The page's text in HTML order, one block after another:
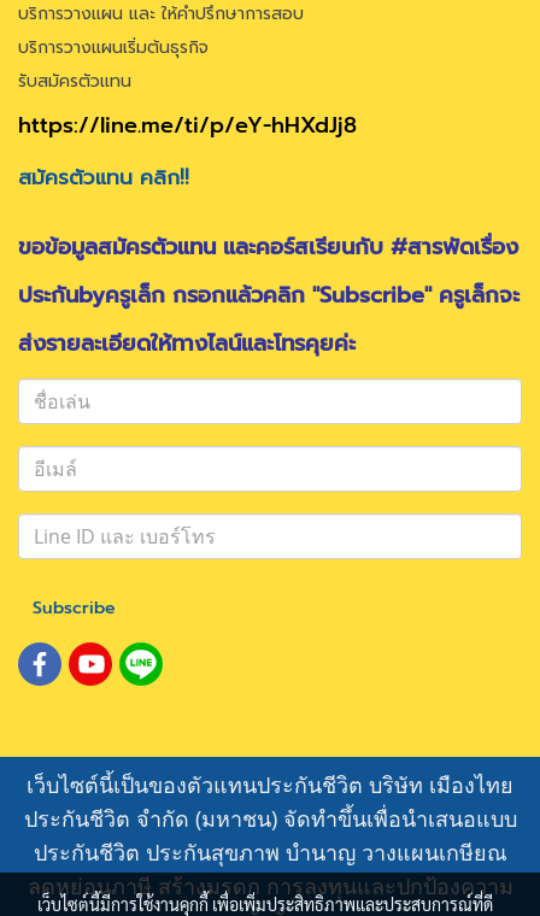
บริการวางแผน และ ให้คำปรึกษาการสอบ
บริการวางแผนเริ่มต้นธุรกิจ
รับสมัครตัวแทน
https://line.me/ti/p/eY-hHXdJj8
สมัครตัวแทน คลิก!!
ขอข้อมูลสมัครตัวแทน และคอร์สเรียนกับ #สารพัดเรื่อง
ประกันbyครูเล็ก กรอกแล้วคลิก "Subscribe" ครูเล็กจะ
ส่งรายละเอียดให้ทางไลน์และโทรคุยค่ะ
Subscribe
เว็บไซต์นี้เป็นของตัวแทนประกันชีวิต บริษัท เมืองไทย
ประกันชีวิต จำกัด (มหาชน) จัดทำขึ้นเพื่อนำเสนอแบบ
ประกันชีวิต ประกันสุขภาพ บำนาญ วางแผนเกษียณ
ลดหย่อนภาษี สร้างมรดก การลงทุนและปกป้องความ
เว็บไซต์นี้มีการใช้งานคุกกี้ เพื่อเพิ่มประสิทธิภาพและประสบการณ์ที่ดี